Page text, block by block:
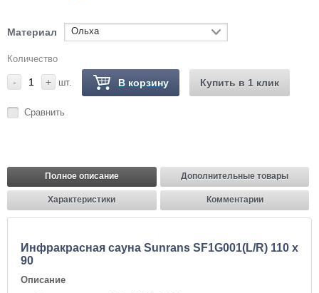
Материал Ольха
Количество
- + шт. В корзину Купить в 1 клик
Сравнить
Полное описание Дополнительные товары
Характеристики Комментарии
Инфракрасная сауна Sunrans SF1G001(L/R) 110 x
90
Описание